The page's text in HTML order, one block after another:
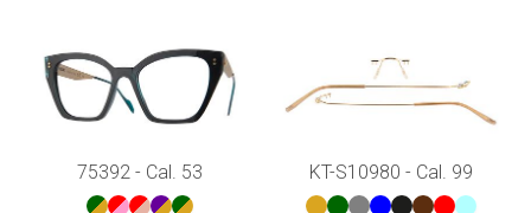
75392 - Cal. 53 KT-S10980 - Cal. 99